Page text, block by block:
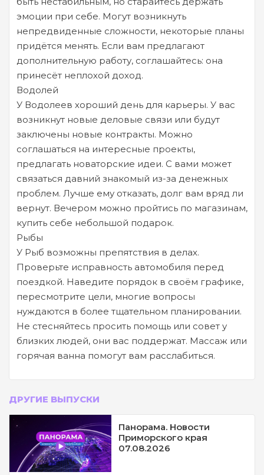
эмоции при себе. Могут возникнуть
непредвиденные сложности, некоторые планы
придётся менять. Если вам предлагают
дополнительную работу, соглашайтесь: она
принесёт неплохой доход.
Водолей
У Водолеев хороший день для карьеры. У вас
возникнут новые деловые связи или будут
заключены новые контракты. Можно
соглашаться на интересные проекты,
предлагать новаторские идеи. С вами может
связаться давний знакомый из-за денежных
проблем. Лучше ему отказать, долг вам вряд ли
вернут. Вечером можно пройтись по магазинам,
купить себе небольшой подарок.
Рыбы
У Рыб возможны препятствия в делах.
Проверьте исправность автомобиля перед
поездкой. Наведите порядок в своём графике,
пересмотрите цели, многие вопросы
нуждаются в более тщательном планировании.
Не стесняйтесь просить помощь или совет у
близких людей, они вас поддержат. Массаж или
горячая ванна помогут вам расслабиться.
ДРУГИЕ ВЫПУСКИ
Панорама. Новости
Приморского края
07.08.2026